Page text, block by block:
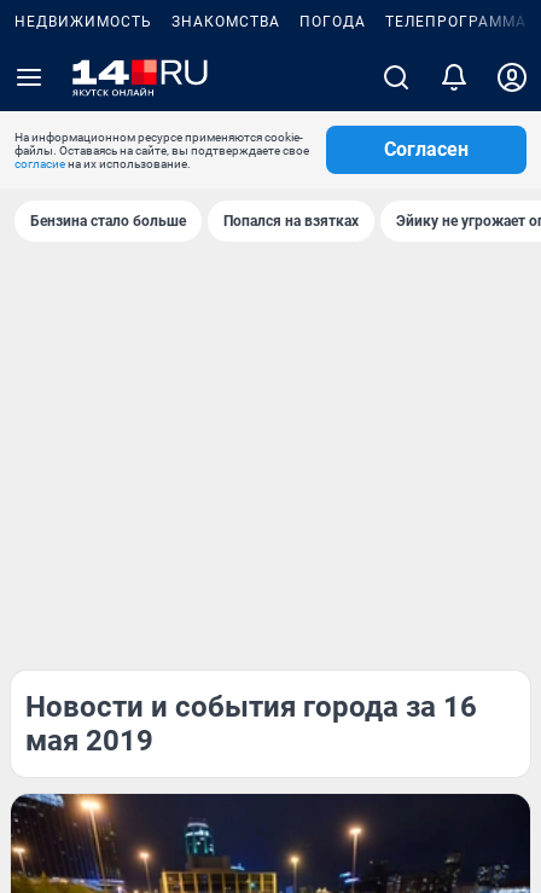
НЕДВИЖИМОСТЬ ЗНАКОМСТВА ПОГОДА ТЕЛЕПРОГРАММА
На информационном ресурсе применяются cookie-
файлы. Оставаясь на сайте, вы подтверждаете свое
согласиена их использование.
Согласен
Бензина стало больше Попался на взятках Эйику не угрожает
Новости и события города за 16
мая 2019